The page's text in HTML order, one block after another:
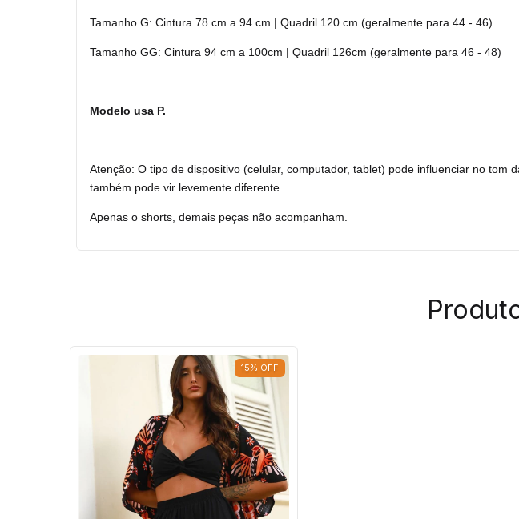
Tamanho G: Cintura 78 cm a 94 cm | Quadril 120 cm (geralmente para 44 - 46)
Tamanho GG: Cintura 94 cm a 100cm | Quadril 126cm (geralmente para 46 - 48)
Modelo usa P.
Atenção: O tipo de dispositivo (celular, computador, tablet) pode influenciar no
também pode vir levemente diferente.
Apenas o shorts, demais peças não acompanham.
15% OFF